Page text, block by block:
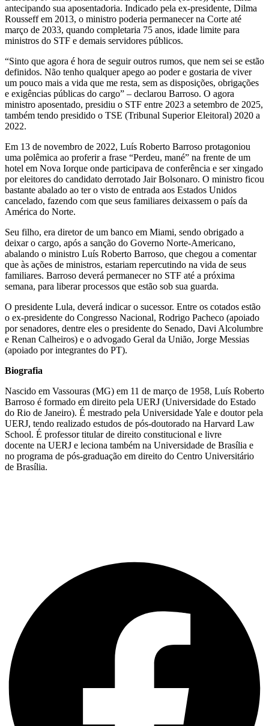
antecipando sua aposentadoria. Indicado pela ex-presidente, Dilma
Rousseff em 2013, o ministro poderia permanecer na Corte até
março de 2033, quando completaria 75 anos, idade limite para
ministros do STF e demais servidores públicos.
“Sinto que agora é hora de seguir outros rumos, que nem sei se estão
definidos. Não tenho qualquer apego ao poder e gostaria de viver
um pouco mais a vida que me resta, sem as disposições, obrigações
e exigências públicas do cargo” – declarou Barroso. O agora
ministro aposentado, presidiu o STF entre 2023 a setembro de 2025,
também tendo presidido o TSE (Tribunal Superior Eleitoral) 2020 a
2022.
Em 13 de novembro de 2022, Luís Roberto Barroso protagoniou
uma polêmica ao proferir a frase “Perdeu, mané” na frente de um
hotel em Nova Iorque onde participava de conferência e ser xingado
por eleitores do candidato derrotado Jair Bolsonaro. O ministro ficou
bastante abalado ao ter o visto de entrada aos Estados Unidos
cancelado, fazendo com que seus familiares deixassem o país da
América do Norte.
Seu filho, era diretor de um banco em Miami, sendo obrigado a
deixar o cargo, após a sanção do Governo Norte-Americano,
abalando o ministro Luís Roberto Barroso, que chegou a comentar
que às ações de ministros, estariam repercutindo na vida de seus
familiares. Barroso deverá permanecer no STF até a próxima
semana, para liberar processos que estão sob sua guarda.
O presidente Lula, deverá indicar o sucessor. Entre os cotados estão
o ex-presidente do Congresso Nacional, Rodrigo Pacheco (apoiado
por senadores, dentre eles o presidente do Senado, Davi Alcolumbre
e Renan Calheiros) e o advogado Geral da União, Jorge Messias
(apoiado por integrantes do PT).
Biografia
Nascido em Vassouras (MG) em 11 de março de 1958, Luís Roberto
Barroso é formado em direito pela UERJ (Universidade do Estado
do Rio de Janeiro). É mestrado pela Universidade Yale e doutor pela
UERJ, tendo realizado estudos de pós-doutorado na Harvard Law
School. É professor titular de direito constitucional e livre
docente na UERJ e leciona também na Universidade de Brasília e
no programa de pós-graduação em direito do Centro Universitário
de Brasília.